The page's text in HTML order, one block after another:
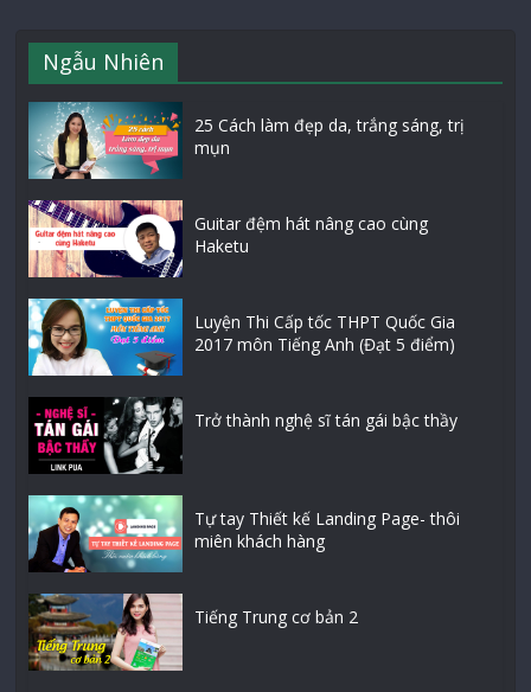
Ngẫu Nhiên
25 Cách làm đẹp da, trắng sáng, trị
mụn
Guitar đệm hát nâng cao cùng
Haketu
Luyện Thi Cấp tốc THPT Quốc Gia
2017 môn Tiếng Anh (Đạt 5 điểm)
Trở thành nghệ sĩ tán gái bậc thầy
Tự tay Thiết kế Landing Page- thôi
miên khách hàng
Tiếng Trung cơ bản 2